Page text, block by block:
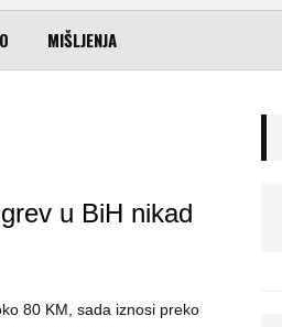
MIŠLJENJA
u BiH nikad
80 KM, sada iznosi preko